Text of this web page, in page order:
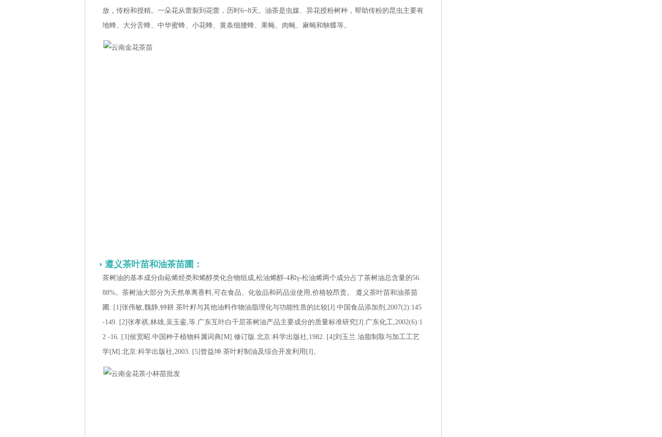
放，传粉和授精。一朵花从蕾裂到花蕾，历时6~8天。油茶是虫媒、异花授粉树种，帮助传粉的昆虫主要有
地蜂、大分舌蜂、中华蜜蜂、小花蜂、黄条细腰蜂、果蝇、肉蝇、麻蝇和蛱蝶等。
遵义茶叶苗和油茶苗圃：
茶树油的基本成分由萜烯烃类和烯醇类化合物组成,松油烯醇-4和γ-松油烯两个成分占了茶树油总含量的56.
88%。茶树油大部分为天然单离香料,可在食品、化妆品和药品业使用,价格较昂贵。 遵义茶叶苗和油茶苗
圃: [1]张伟敏,魏静,钟耕.茶叶籽与其他油料作物油脂理化与功能性质的比较[J].中国食品添加剂,2007(2):145
-149. [2]张孝祺,林雄,吴玉銮,等.广东互叶白千层茶树油产品主要成分的质量标准研究[J].广东化工,2002(6):1
2 -16. [3]侯宽昭.中国种子植物科属词典[M].修订版.北京:科学出版社,1982. [4]刘玉兰.油脂制取与加工工艺
学[M].北京:科学出版社,2003. [5]曾益坤.茶叶籽制油及综合开发利用[J]。